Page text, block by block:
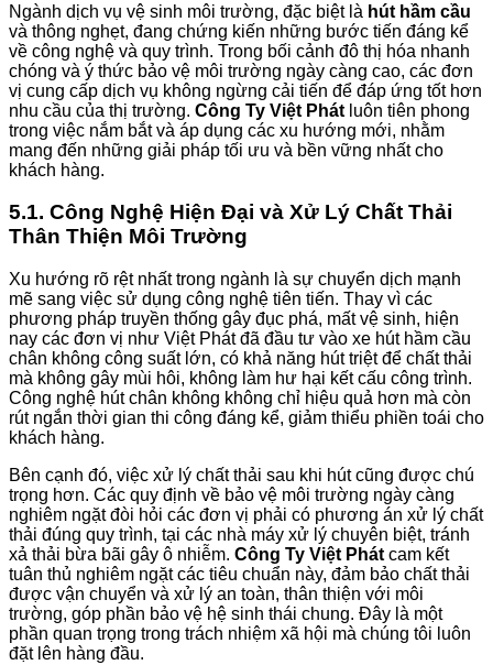
Ngành dịch vụ vệ sinh môi trường, đặc biệt là hút hầm cầu
và thông nghẹt, đang chứng kiến những bước tiến đáng kể
về công nghệ và quy trình. Trong bối cảnh đô thị hóa nhanh
chóng và ý thức bảo vệ môi trường ngày càng cao, các đơn
vị cung cấp dịch vụ không ngừng cải tiến để đáp ứng tốt hơn
nhu cầu của thị trường. Công Ty Việt Phát luôn tiên phong
trong việc nắm bắt và áp dụng các xu hướng mới, nhằm
mang đến những giải pháp tối ưu và bền vững nhất cho
khách hàng.
5.1. Công Nghệ Hiện Đại và Xử Lý Chất Thải
Thân Thiện Môi Trường
Xu hướng rõ rệt nhất trong ngành là sự chuyển dịch mạnh
mẽ sang việc sử dụng công nghệ tiên tiến. Thay vì các
phương pháp truyền thống gây đục phá, mất vệ sinh, hiện
nay các đơn vị như Việt Phát đã đầu tư vào xe hút hầm cầu
chân không công suất lớn, có khả năng hút triệt để chất thải
mà không gây mùi hôi, không làm hư hại kết cấu công trình.
Công nghệ hút chân không không chỉ hiệu quả hơn mà còn
rút ngắn thời gian thi công đáng kể, giảm thiểu phiền toái cho
khách hàng.
Bên cạnh đó, việc xử lý chất thải sau khi hút cũng được chú
trọng hơn. Các quy định về bảo vệ môi trường ngày càng
nghiêm ngặt đòi hỏi các đơn vị phải có phương án xử lý chất
thải đúng quy trình, tại các nhà máy xử lý chuyên biệt, tránh
xả thải bừa bãi gây ô nhiễm. Công Ty Việt Phát cam kết
tuân thủ nghiêm ngặt các tiêu chuẩn này, đảm bảo chất thải
được vận chuyển và xử lý an toàn, thân thiện với môi
trường, góp phần bảo vệ hệ sinh thái chung. Đây là một
phần quan trọng trong trách nhiệm xã hội mà chúng tôi luôn
đặt lên hàng đầu.